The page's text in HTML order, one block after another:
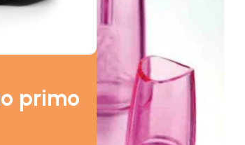
primo